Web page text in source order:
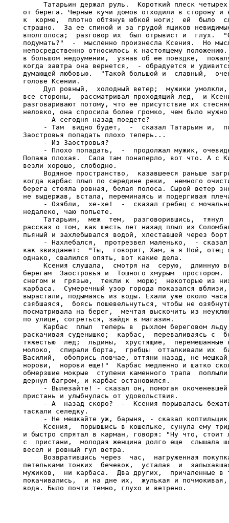
Татарьин держал руль.  Короткий плеск
от берега. Черные кучи домов отходили в сторону и
к  корме,  плотно обтянув юбкой ноги;  ей  было
страшно.  За ее спиной и за грудой ящиков
вполголоса;  разговор их  был отрывист и  глух.
подумать?"  -  мысленно произнесла Ксения.  Но
непосредственно относилось к настоящему
в большом недоумении,  узнав об ее поездке,
когда завтра она вернется,  - обрадуется и
думающей любовью.  "Такой большой и  славный,
голове Ксении.
Дул ровный,  холодный ветер;  мужики
все стороны,  рассматривал проходящий лед,  и
разговаривают потому, что ее присутствие их
неловко, она спросила более громко, чем было
     - А сегодня назад поедете?
- Там  видно будет,  -  сказал Татарьин и,
Заостровья попадать плохо теперь...
     - Из Заостровья?
- Плохо попадать,  -  продолжал мужик,
Попажа плохая.  Сала там понаперло, вот что. А с
везли хорошо, слободно.
Водяное пространство,  казавшееся раньше
когда карбас плыл по середине реки,  немного
берега стояла ровная, белая полоса. Сырой ветер
не выдержав, встала, переминаясь и подергивая
- Озябли,  хе-хе!  -  сказал гребец с
недалеко, чаю попьете.
Татарьин,  меж  тем,  разговорившись,  тянул
рассказ о том, как шесть лет назад плыл из
пьяный и захлебывался водой, хлеставшей через
- Нахлебался,  протрезвел маленько,  -
как звизданет:  "Ты,  говорит, Хам, а я Ной, отец
однако, свалился опять, вот какие дела.
Ксения слушала,  смотря на  серую,  длинную
берегам  Заостровья и  Тошного хмурым  простором.
снегом и  грязью,  текли к  морю;  некоторые из
карбаса.  Сумеречный узор города показался
вырастали, подымаясь из воды. Ехали уже около
сзябшаяся,  боясь пошевельнуться, чтобы не
посматривала на берег,  мечтая выскочить из
по улице, согреться, зайдя в магазин.
Карбас  плыл  теперь в  рыхлом береговом
раскачивая суденышко;  карбас,  переваливаясь с
тяжестью  лед;  льдины,  хрустящие,
молоко,  спирали борта,  гребцы  отталкивали их
Василий,  обопрись ловчае, оттяни назад, не
норови,  норови еще!"  Карбас медленно и шатко
обмерзшие мокрые  ступени каменного трапа
дернул багром, и карбас остановился.
- Вылезайте! - сказал он, помогая
пристань и улыбнулась от удовольствия.
- А  назад скоро?  -  Ксения порывалась
таскали селедку.
- Не мешкайте уж, барыня, - сказал
Ксения,  порывшись в кошельке, сунула ему
и быстро спрятал в карман, говоря: "Ну что, стоит
с  пристани,  молодая женщина долго еще  слышала
весел и ровный гул ветра.
Возвратившись через  час,  нагруженная
петельками тонких  бечевок,  усталая  и
мужиков,  ни карбаса.  Два других,  причаленные
покачивались,  и на дне их,  жулькая и почмокивая,